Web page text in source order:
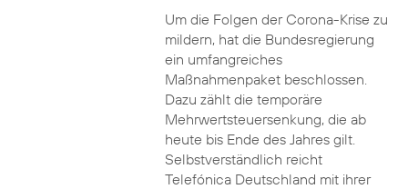
Um die Folgen der Corona-Krise zu
mildern, hat die Bundesregierung
ein umfangreiches
Maßnahmenpaket beschlossen.
Dazu zählt die temporäre
Mehrwertsteuersenkung, die ab
heute bis Ende des Jahres gilt.
Selbstverständlich reicht
Telefónica Deutschland mit ihrer